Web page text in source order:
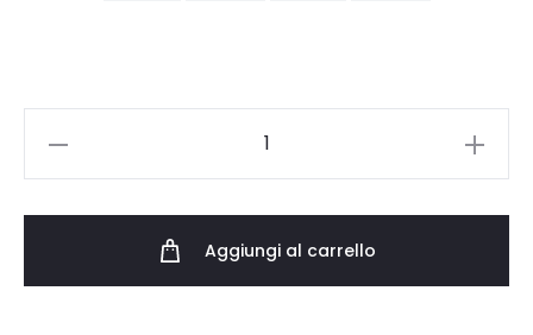
Aggiungi al carrello